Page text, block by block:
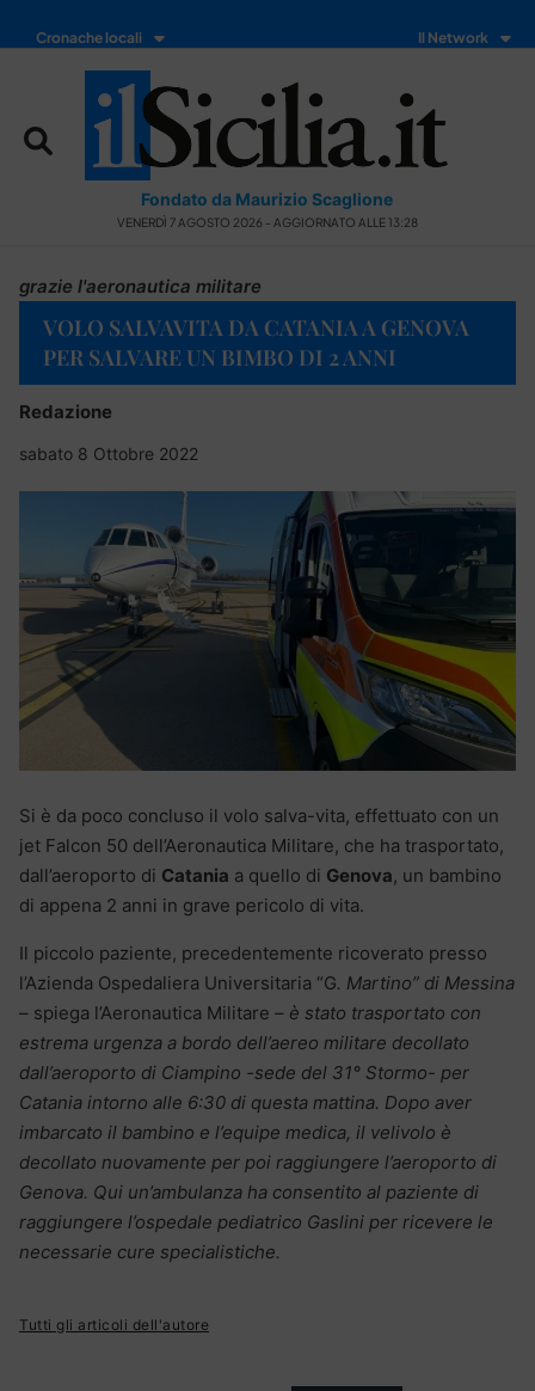
Cronache locali Il Network
Fondato da Maurizio Scaglione
VENERDÌ 7 AGOSTO 2026 - AGGIORNATO ALLE 13:28
grazie l'aeronautica militare
VOLO SALVAVITA DA CATANIA A GENOVA
PER SALVARE UN BIMBO DI 2 ANNI
Redazione
sabato 8 Ottobre 2022
Si è da poco concluso il volo salva-vita, effettuato con un
jet Falcon 50 dell’Aeronautica Militare, che ha trasportato,
dall’aeroporto di Catania a quello di Genova, un bambino
di appena 2 anni in grave pericolo di vita.
Il piccolo paziente, precedentemente ricoverato presso
l’Azienda Ospedaliera Universitaria “G. Martino” di Messina
– spiega l’Aeronautica Militare – è stato trasportato con
estrema urgenza a bordo dell’aereo militare decollato
dall’aeroporto di Ciampino -sede del 31° Stormo- per
Catania intorno alle 6:30 di questa mattina. Dopo aver
imbarcato il bambino e l’equipe medica, il velivolo è
decollato nuovamente per poi raggiungere l’aeroporto di
Genova. Qui un’ambulanza ha consentito al paziente di
raggiungere l’ospedale pediatrico Gaslini per ricevere le
necessarie cure specialistiche.
Tutti gli articoli dell'autore